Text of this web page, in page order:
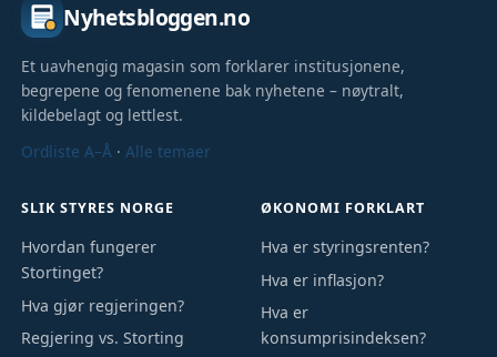
Nyhetsbloggen.no
Et uavhengig magasin som forklarer institusjonene,
begrepene og fenomenene bak nyhetene – nøytralt,
kildebelagt og lettlest.
Ordliste A–Å ·Alle temaer
SLIK STYRES NORGE
Hvordan fungerer
Stortinget?
Hva gjør regjeringen?
Regjering vs. Storting
ØKONOMI FORKLART
Hva er styringsrenten?
Hva er inflasjon?
Hva er
konsumprisindeksen?